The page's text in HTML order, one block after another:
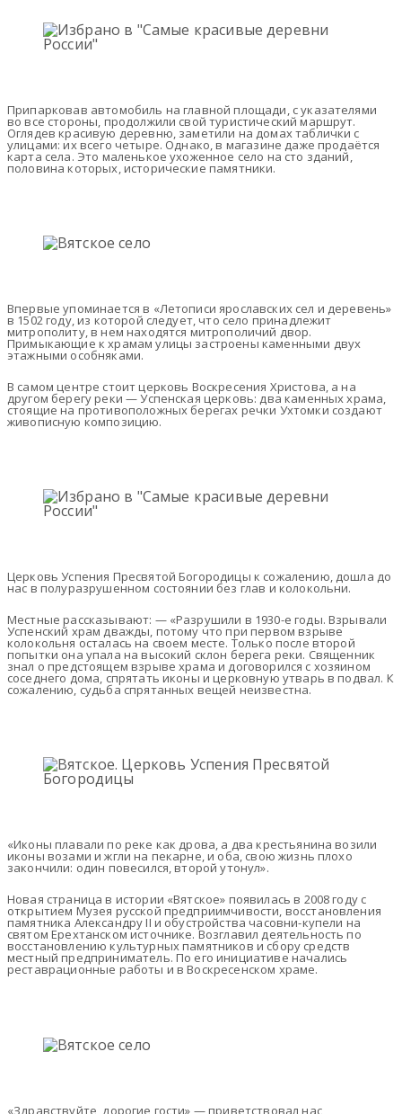
Припарковав автомобиль на главной площади, с указателями
во все стороны, продолжили свой туристический маршрут.
Оглядев красивую деревню, заметили на домах таблички с
улицами: их всего четыре. Однако, в магазине даже продаётся
карта села. Это маленькое ухоженное село на сто зданий,
половина которых, исторические памятники.
Впервые упоминается в «Летописи ярославских сел и деревень»
в 1502 году, из которой следует, что село принадлежит
митрополиту, в нем находятся митрополичий двор.
Примыкающие к храмам улицы застроены каменными двух
этаж­ными особняками.
В самом центре стоит церковь Воскресения Христова, а на
другом берегу реки — Успенская церковь: два каменных храма,
стоящие на противополож­ных берегах речки Ухтомки создают
живописную композицию.
Церковь Успения Пресвятой Богородицы к сожалению, дошла до
нас в полуразрушенном состоянии без глав и колокольни.
Местные рассказывают: — «Разрушили в 1930-е годы. Взрывали
Успенский храм дважды, потому что при первом взрыве
колокольня осталась на своем месте. Только после второй
попытки она упала на высокий склон берега реки. Священник
знал о предстоящем взрыве храма и договорился с хозяином
соседнего дома, спрятать иконы и церковную утварь в подвал. К
сожалению, судьба спрятанных вещей неизвестна.
«Иконы плавали по реке как дрова, а два крестьянина возили
иконы возами и жгли на пекарне, и оба, свою жизнь плохо
закончили: один повесился, второй утонул».
Новая страница в истории «Вятское» появилась в 2008 году с
открытием Музея русской предприимчивости, восстановления
памят­ника Александру II и обустройства часовни-купели на
святом Ерехтанском источнике. Возглавил деятельность по
восстановлению культурных памятников и сбору средств
местный предприниматель. По его инициативе начались
реставрационные работы и в Воскресенском храме.
«Здравствуйте, дорогие гости»,— приветствовал нас